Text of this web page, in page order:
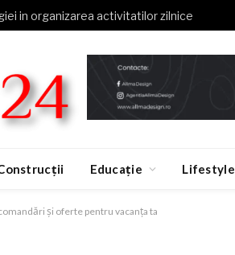
in organizarea activitatilor zilnice
Educație Lifestyle
și oferte pentru vacanța ta